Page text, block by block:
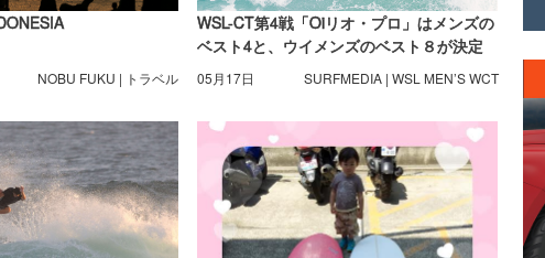
NOBU FUKU | トラベル
WSL-CT第4戦「Oiリオ・プロ」はメンズの
ベスト4と、ウイメンズのベスト８が決定
05月17日 SURFMEDIA | WSL MEN’S WCT